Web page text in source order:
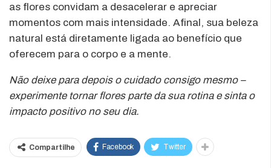
as flores convidam a desacelerar e apreciar
momentos com mais intensidade. Afinal, sua beleza
natural está diretamente ligada ao benefício que
oferecem para o corpo e a mente.
Não deixe para depois o cuidado consigo mesmo –
experimente tornar flores parte da sua rotina e sinta o
impacto positivo no seu dia.
Compartilhe Facebook Twitter